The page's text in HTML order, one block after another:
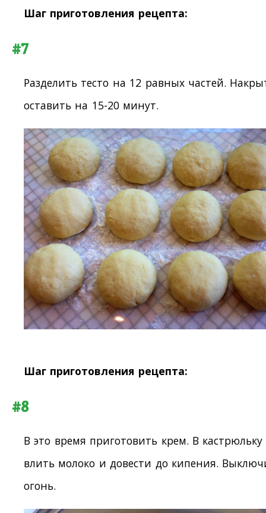
Шаг приготовления рецепта:
#7
Разделить тесто на 12 равных частей.
оставить на 15-20 минут.
Шаг приготовления рецепта:
#8
В это время приготовить крем. В кастрюльку
влить молоко и довести до кипения.
огонь.